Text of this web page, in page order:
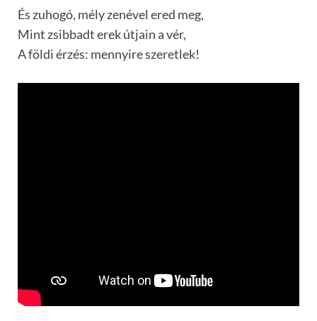
És zuhogó, mély zenével ered meg,
Mint zsibbadt erek útjain a vér,
A földi érzés: mennyire szeretlek!